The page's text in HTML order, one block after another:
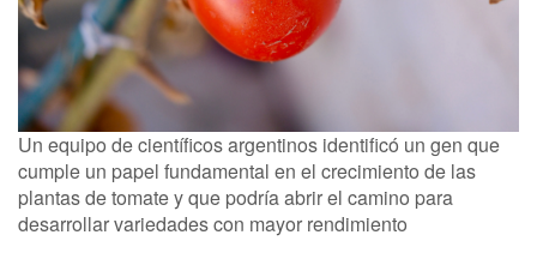
Un equipo de científicos argentinos identificó un gen que
cumple un papel fundamental en el crecimiento de las
plantas de tomate y que podría abrir el camino para
desarrollar variedades con mayor rendimiento